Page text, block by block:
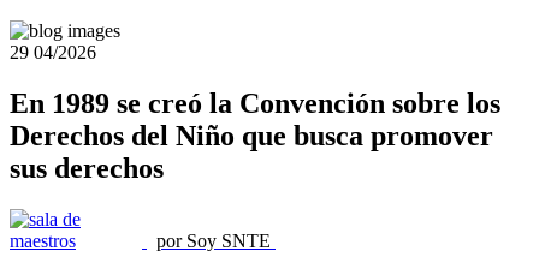
29 04/2026
En 1989 se creó la Convención sobre los
Derechos del Niño que busca promover
sus derechos
por Soy SNTE